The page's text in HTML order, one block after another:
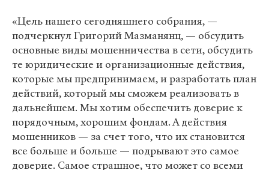
«Цель нашего сегодняшнего собрания, —
подчеркнул Григорий Мазманянц, — обсудить
основные виды мошенничества в сети, обсудить
те юридические и организационные действия,
которые мы предпринимаем, и разработать план
действий, который мы сможем реализовать в
дальнейшем. Мы хотим обеспечить доверие к
порядочным, хорошим фондам. А действия
мошенников — за счет того, что их становится
все больше и больше — подрывают это самое
доверие. Самое страшное, что может со всеми